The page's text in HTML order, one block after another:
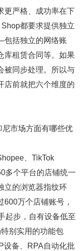
更严格、成功率在下
都要求提供独立
括独立的网络账
库租赁合同等。如果
被同步处理。所以与
店前就把六个维度的
市场方面有哪些优
、TikTok
多个平台的店铺统一
立的浏览器指纹环
万个店铺账号，
起步，自有设备低至
别实用的功能包
设备、RPA自动化批